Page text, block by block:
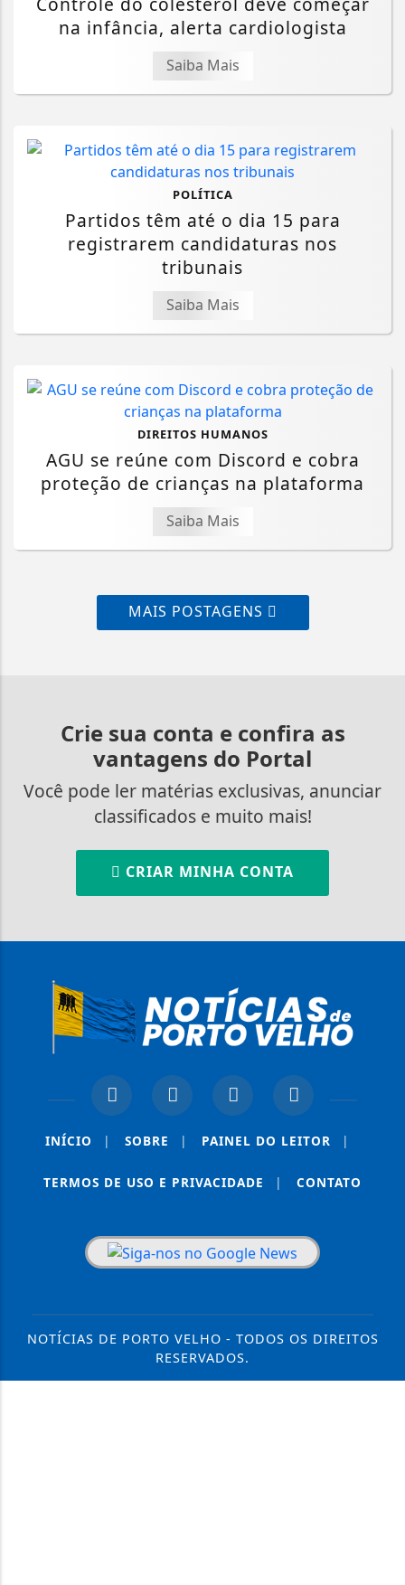
na infância, alerta cardiologista
Saiba Mais
POLÍTICA
Partidos têm até o dia 15 para
registrarem candidaturas nos
tribunais
Saiba Mais
DIREITOS HUMANOS
AGU se reúne com Discord e cobra
proteção de crianças na plataforma
Saiba Mais
MAIS POSTAGENS
Crie sua conta e confira as
vantagens do Portal
Você pode ler matérias exclusivas, anunciar
classificados e muito mais!
CRIAR MINHA CONTA
INÍCIO | SOBRE | PAINEL DO LEITOR |
TERMOS DE USO E PRIVACIDADE | CONTATO
NOTÍCIAS DE PORTO VELHO - TODOS OS DIREITOS
RESERVADOS.